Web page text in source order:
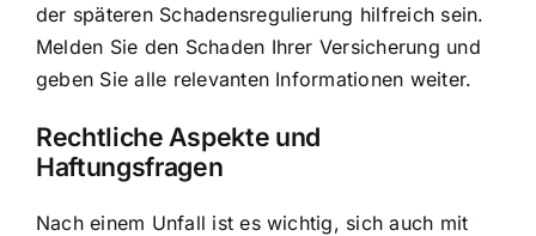
der späteren Schadensregulierung hilfreich sein.
Melden Sie den Schaden Ihrer Versicherung und
geben Sie alle relevanten Informationen weiter.
Rechtliche Aspekte und
Haftungsfragen
Nach einem Unfall ist es wichtig, sich auch mit